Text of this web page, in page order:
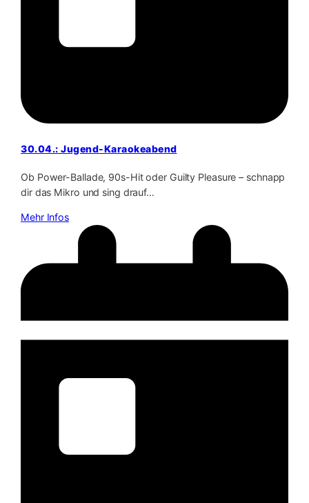
30.04.: Jugend-Karaokeabend
Ob Power-Ballade, 90s-Hit oder Guilty Pleasure – schnapp
dir das Mikro und sing drauf…
Mehr Infos